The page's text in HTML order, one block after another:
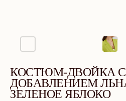
КОСТЮМ-ДВОЙКА С
ДОБАВЛЕНИЕМ
ЗЕЛЕНОЕ ЯБЛОКО